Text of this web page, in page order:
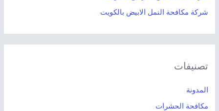
شركة مكافحة النمل الابيض بالكويت
تصنيفات
المدونة
مكافحة الحشرات